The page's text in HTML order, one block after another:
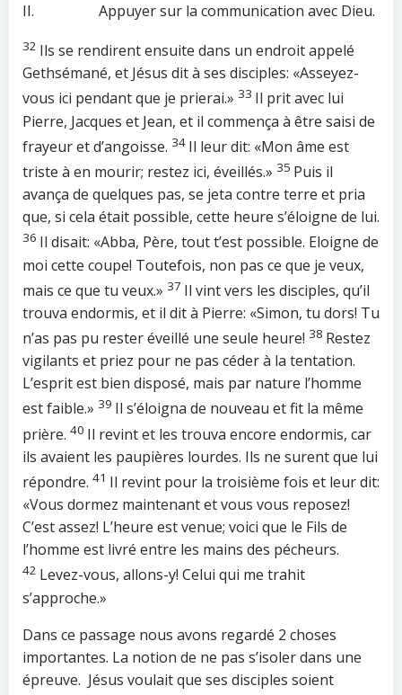
II. Appuyer sur la communication avec Dieu.
32 Ils se rendirent ensuite dans un endroit appelé
Gethsémané, et Jésus dit à ses disciples: «Asseyez-
vous ici pendant que je prierai.» 33 Il prit avec lui
Pierre, Jacques et Jean, et il commença à être saisi de
frayeur et d’angoisse. 34 Il leur dit: «Mon âme est
triste à en mourir; restez ici, éveillés.» 35 Puis il
avança de quelques pas, se jeta contre terre et pria
que, si cela était possible, cette heure s’éloigne de lui.
36 Il disait: «Abba, Père, tout t’est possible. Eloigne de
moi cette coupe! Toutefois, non pas ce que je veux,
mais ce que tu veux.» 37 Il vint vers les disciples, qu’il
trouva endormis, et il dit à Pierre: «Simon, tu dors! Tu
n’as pas pu rester éveillé une seule heure! 38 Restez
vigilants et priez pour ne pas céder à la tentation.
L’esprit est bien disposé, mais par nature l’homme
est faible.» 39 Il s’éloigna de nouveau et fit la même
prière. 40 Il revint et les trouva encore endormis, car
ils avaient les paupières lourdes. Ils ne surent que lui
répondre. 41 Il revint pour la troisième fois et leur dit:
«Vous dormez maintenant et vous vous reposez!
C’est assez! L’heure est venue; voici que le Fils de
l’homme est livré entre les mains des pécheurs.
42 Levez-vous, allons-y! Celui qui me trahit
s’approche.»
Dans ce passage nous avons regardé 2 choses
importantes. La notion de ne pas s’isoler dans une
épreuve. Jésus voulait que ses disciples soient